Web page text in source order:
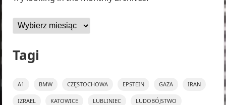
Archiwa
Tagi
A1 BMW CZĘSTOCHOWA EPSTEIN GAZA IRAN
IZRAEL KATOWICE LUBLINIEC LUDOBÓJSTWO